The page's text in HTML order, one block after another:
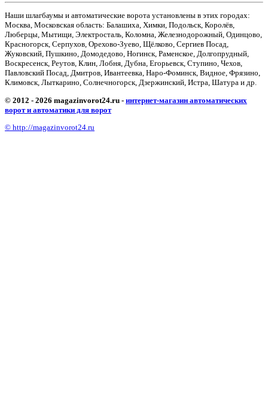
Наши шлагбаумы и автоматические ворота установлены в этих городах:
Москва, Московская область: Балашиха, Химки, Подольск, Королёв,
Люберцы, Мытищи, Электросталь, Коломна, Железнодорожный, Одинцово,
Красногорск, Серпухов, Орехово-Зуево, Щёлково, Сергиев Посад,
Жуковский, Пушкино, Домодедово, Ногинск, Раменское, Долгопрудный,
Воскресенск, Реутов, Клин, Лобня, Дубна, Егорьевск, Ступино, Чехов,
Павловский Посад, Дмитров, Ивантеевка, Наро-Фоминск, Видное, Фрязино,
Климовск, Лыткарино, Солнечногорск, Дзержинский, Истра, Шатура и др.
© 2012 - 2026 magazinvorot24.ru - интернет-магазин автоматических
ворот и автоматики для ворот
© http://magazinvorot24.ru